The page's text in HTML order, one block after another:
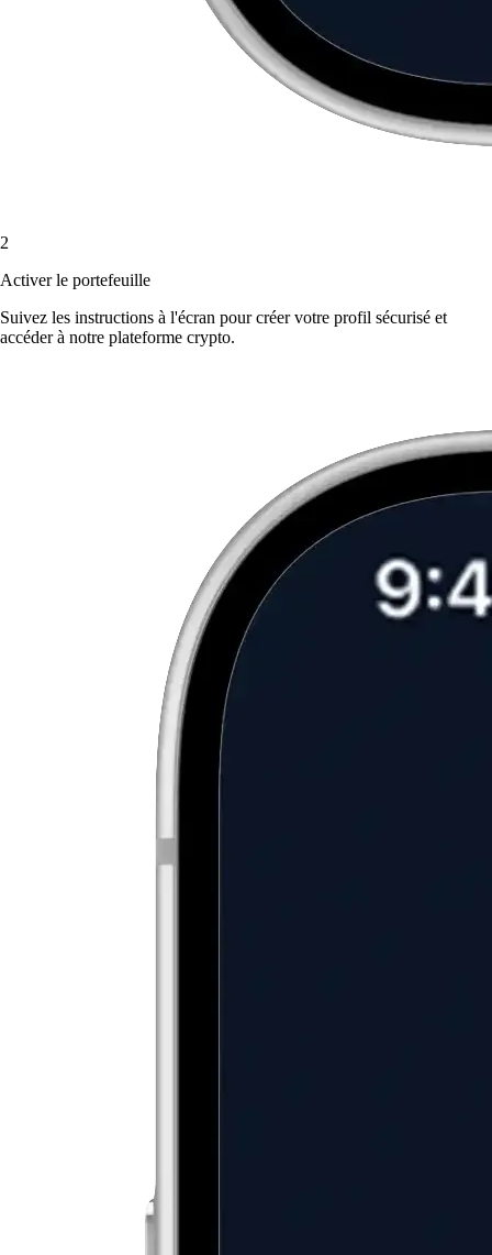
2
Activer le portefeuille
Suivez les instructions à l'écran pour créer votre profil sécurisé et
accéder à notre plateforme crypto.